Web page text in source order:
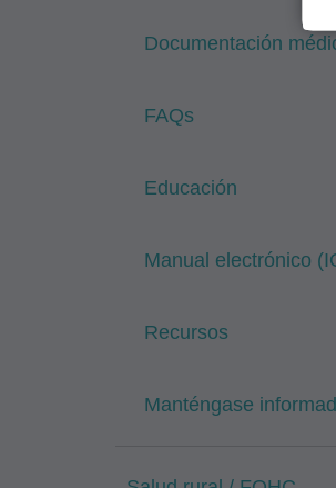
Documentación
FAQs
Educación
Manual electrónico
Recursos
Manténgase